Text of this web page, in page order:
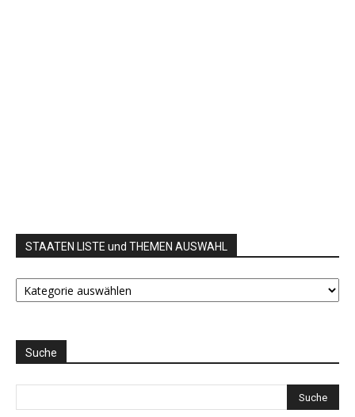
STAATEN LISTE und THEMEN AUSWAHL
STAATEN
LISTE
AUSWAHL
Suche